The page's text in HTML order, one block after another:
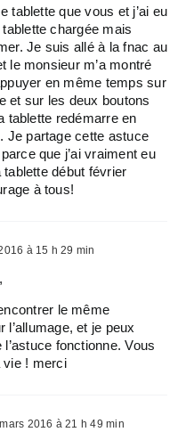
tablette que vous et j’ai eu
chargée mais
Je suis allé à la fnac au
le monsieur m’a montré
en même temps sur
et sur les deux boutons
tablette redémarre en
Je partage cette astuce
que j’ai vraiment eu
tablette début février
à tous!
à 15 h 29 min
le même
l’allumage, et je peux
fonctionne. Vous
vie ! merci
2016 à 21 h 49 min